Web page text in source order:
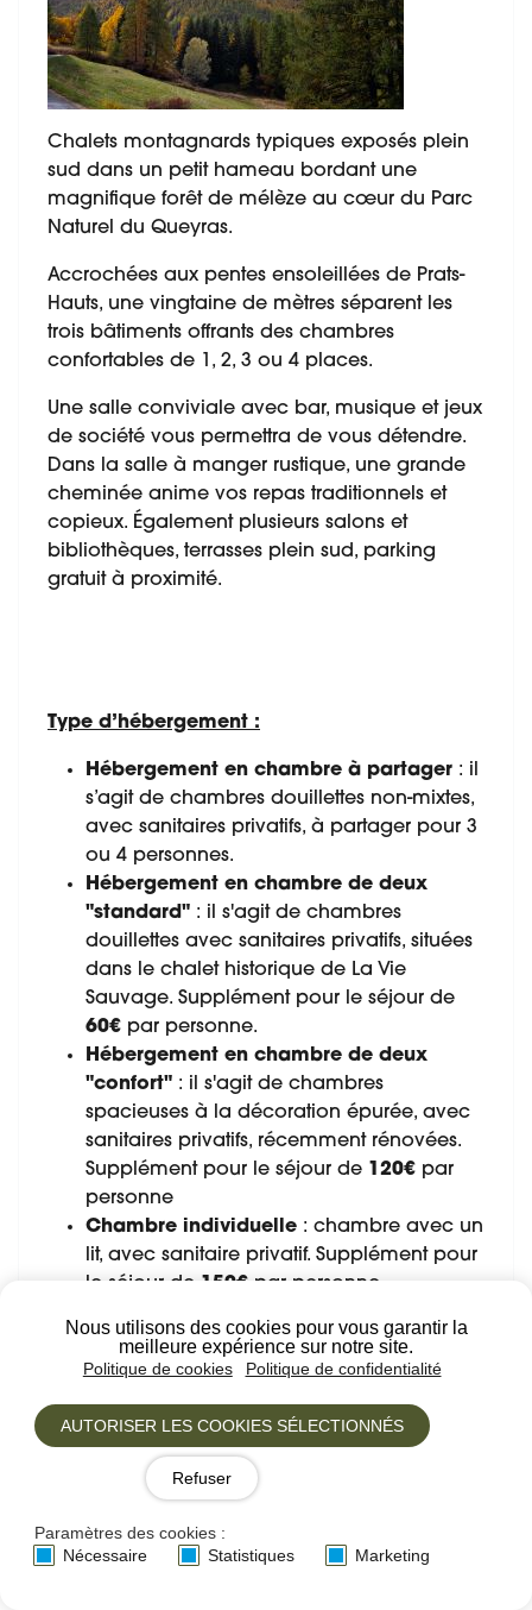
Nous utilisons des cookies pour vous garantir la
meilleure expérience sur notre site.
Politique de cookies Politique de confidentialité
AUTORISER LES COOKIES SÉLECTIONNÉS
Refuser
Paramètres des cookies :
Nécessaire Statistiques Marketing
Chalets montagnards typiques exposés plein
sud dans un petit hameau bordant une
magnifique forêt de mélèze au cœur du Parc
Naturel du Queyras.
Accrochées aux pentes ensoleillées de Prats-
Hauts, une vingtaine de mètres séparent les
trois bâtiments offrants des chambres
confortables de 1, 2, 3 ou 4 places.
Une salle conviviale avec bar, musique et jeux
de société vous permettra de vous détendre.
Dans la salle à manger rustique, une grande
cheminée anime vos repas traditionnels et
copieux. Également plusieurs salons et
bibliothèques, terrasses plein sud, parking
gratuit à proximité.
Type d’hébergement :
Hébergement en chambre à partager : il
s’agit de chambres douillettes non-mixtes,
avec sanitaires privatifs, à partager pour 3
ou 4 personnes.
Hébergement en chambre de deux
"standard" : il s'agit de chambres
douillettes avec sanitaires privatifs, situées
dans le chalet historique de La Vie
Sauvage. Supplément pour le séjour de
60€ par personne.
Hébergement en chambre de deux
"confort" : il s'agit de chambres
spacieuses à la décoration épurée, avec
sanitaires privatifs, récemment rénovées.
Supplément pour le séjour de 120€ par
personne
Chambre individuelle : chambre avec un
lit, avec sanitaire privatif. Supplément pour
le séjour de 150€ par personne.